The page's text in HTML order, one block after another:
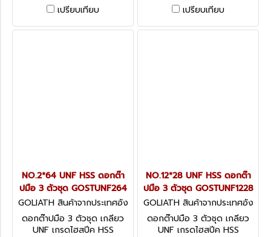
เปรียบเทียบ
เปรียบเทียบ
NO.2*64 UNF HSS ดอกต๊า
ปมือ 3 ตัวชุด GOSTUNF264
GOLIATH สินค้าจากประเทศอัง
กฤษ GOSTUNF264
ดอกต๊าปมือ 3 ตัวชุด เกลียว
UNF เกรดไฮสปีค HSS
NO.12*28 UNF HSS ดอกต๊า
ปมือ 3 ตัวชุด GOSTUNF1228
GOLIATH สินค้าจากประเทศอัง
กฤษ GOSTUNF1228
ดอกต๊าปมือ 3 ตัวชุด เกลียว
UNF เกรดไฮสปีค HSS